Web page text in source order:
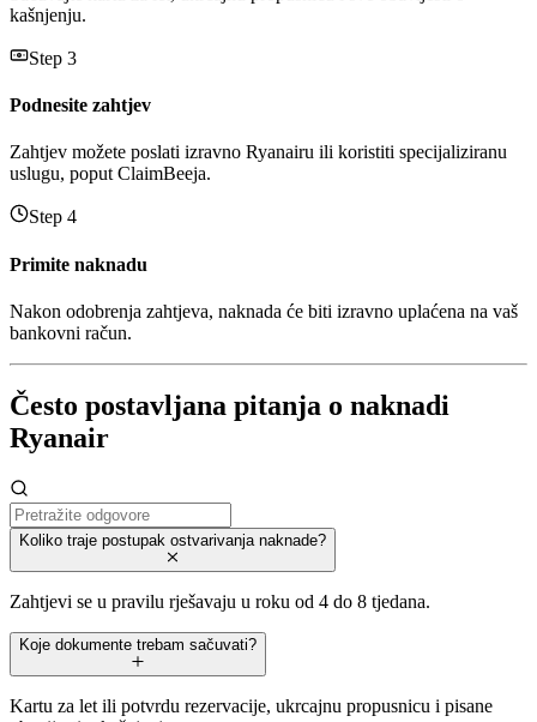
kašnjenju.
Step 3
Podnesite zahtjev
Zahtjev možete poslati izravno Ryanairu ili koristiti specijaliziranu
uslugu, poput ClaimBeeja.
Step 4
Primite naknadu
Nakon odobrenja zahtjeva, naknada će biti izravno uplaćena na vaš
bankovni račun.
Često postavljana pitanja o naknadi
Ryanair
Koliko traje postupak ostvarivanja naknade?
Zahtjevi se u pravilu rješavaju u roku od 4 do 8 tjedana.
Koje dokumente trebam sačuvati?
Kartu za let ili potvrdu rezervacije, ukrcajnu propusnicu i pisane